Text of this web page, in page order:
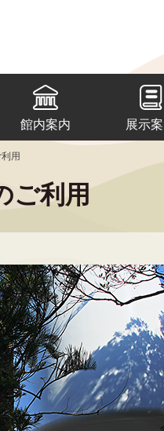
館内案内 展示
用
ご利用